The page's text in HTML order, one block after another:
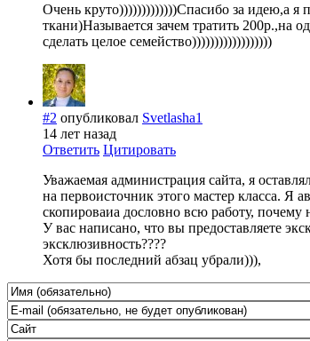
Очень круто)))))))))))))Спасибо за идею,а я
ткани)Называется зачем тратить 200р.,на
сделать целое семейство))))))))))))))))))
#2 опубликовал Svetlasha1
14 лет назад
Ответить Цитировать
Уважаемая администрация сайта, я
на первоисточник этого мастер класса. Я
скопироваиа дословно всю работу, почему
У вас написано, что вы предоставляете
эксклюзивность????
Хотя бы последний абзац убрали))),